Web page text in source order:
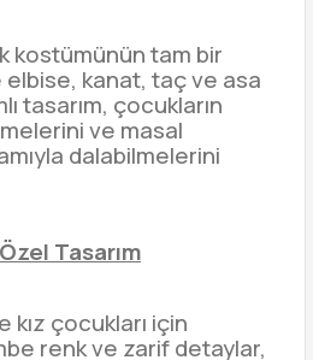
kostümünün tam bir
kanat, taç ve asa
tasarım, çocukların
ve masal
dalabilmelerini
Tasarım
çocukları için
renk ve zarif detaylar,